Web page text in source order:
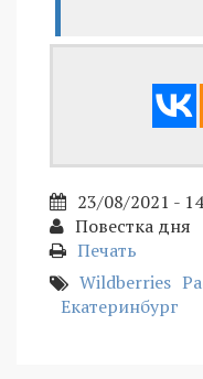
23/08/2021 -
Повестка дня
Печать
Wildberries
Екатеринбург